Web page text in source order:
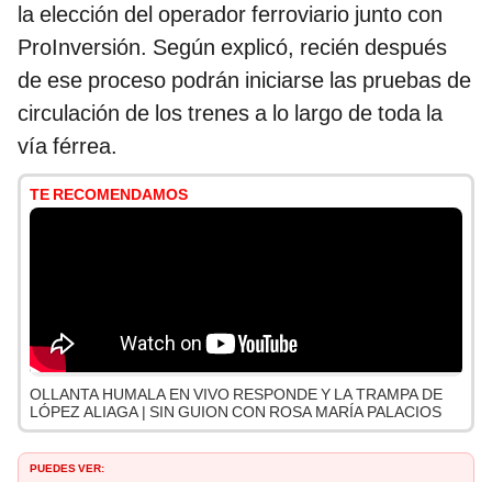
la elección del operador ferroviario junto con
ProInversión. Según explicó, recién después
de ese proceso podrán iniciarse las pruebas de
circulación de los trenes a lo largo de toda la
vía férrea.
TE RECOMENDAMOS
OLLANTA HUMALA EN VIVO RESPONDE Y LA TRAMPA DE
LÓPEZ ALIAGA | SIN GUION CON ROSA MARÍA PALACIOS
PUEDES VER: